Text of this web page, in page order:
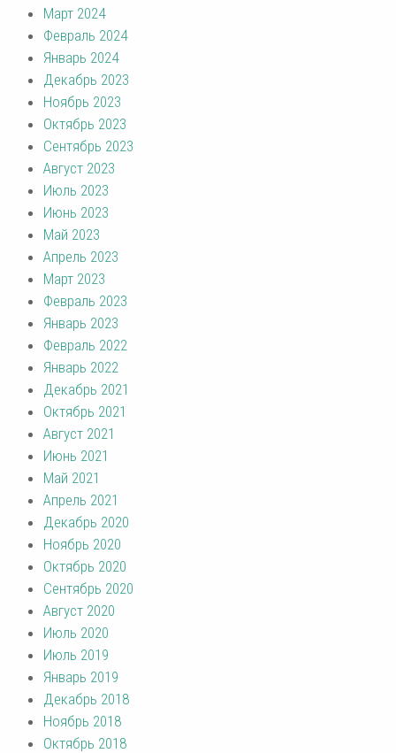
Март 2024
Февраль 2024
Январь 2024
Декабрь 2023
Ноябрь 2023
Октябрь 2023
Сентябрь 2023
Август 2023
Июль 2023
Июнь 2023
Май 2023
Апрель 2023
Март 2023
Февраль 2023
Январь 2023
Февраль 2022
Январь 2022
Декабрь 2021
Октябрь 2021
Август 2021
Июнь 2021
Май 2021
Апрель 2021
Декабрь 2020
Ноябрь 2020
Октябрь 2020
Сентябрь 2020
Август 2020
Июль 2020
Июль 2019
Январь 2019
Декабрь 2018
Ноябрь 2018
Октябрь 2018